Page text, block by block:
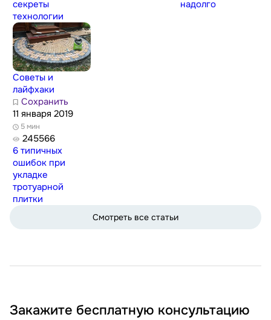
секреты
технологии
надолго
Советы и
лайфхаки
Сохранить
11 января 2019
5 мин
245566
6 типичных
ошибок при
укладке
тротуарной
плитки
Смотреть все статьи
Закажите бесплатную консультацию